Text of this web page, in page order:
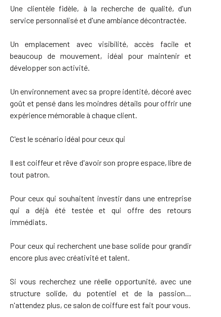
Une clientèle fidèle, à la recherche de qualité, d'un
service personnalisé et d'une ambiance décontractée.
Un emplacement avec visibilité, accès facile et
beaucoup de mouvement, idéal pour maintenir et
développer son activité.
Un environnement avec sa propre identité, décoré avec
goût et pensé dans les moindres détails pour offrir une
expérience mémorable à chaque client.
C'est le scénario idéal pour ceux qui
Il est coiffeur et rêve d'avoir son propre espace, libre de
tout patron.
Pour ceux qui souhaitent investir dans une entreprise
qui a déjà été testée et qui offre des retours
immédiats.
Pour ceux qui recherchent une base solide pour grandir
encore plus avec créativité et talent.
Si vous recherchez une réelle opportunité, avec une
structure solide, du potentiel et de la passion…
n'attendez plus, ce salon de coiffure est fait pour vous.